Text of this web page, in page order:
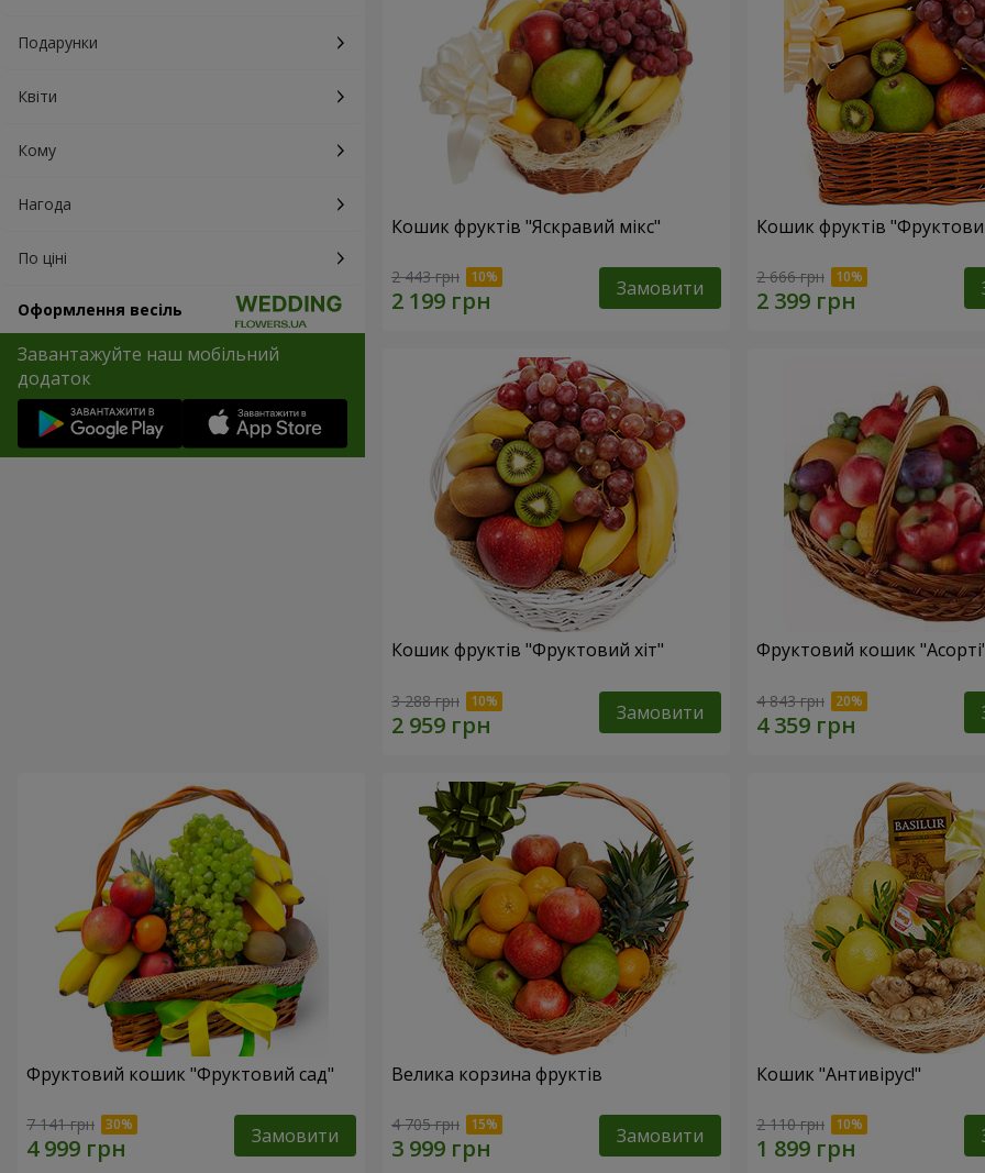
Подарунки
Квіти
Кому
Нагода
По ціні
Оформлення весіль
Завантажуйте наш мобільний
додаток
Кошик фруктів "Яскравий мікс"
2 443 грн Замовити
Кошик фруктів
2 666 грн
Кошик фруктів "Фруктовий хiт"
3 288 грн Замовити
Фруктовий кошик
4 843 грн
Фруктовий кошик "Фруктовий сад"
7 141 грн Замовити
Велика корзина фруктів
4 705 грн Замовити
Кошик "Антивірус!"
2 110 грн